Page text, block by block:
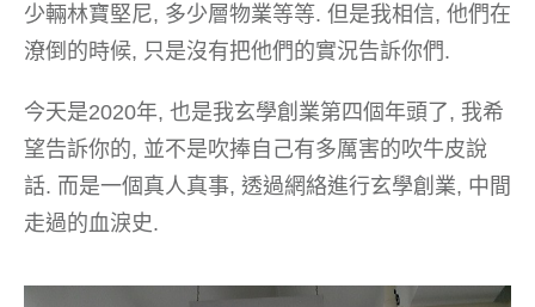
少輛林寶堅尼, 多少層物業等等. 但是我相信, 他們在
潦倒的時候, 只是沒有把他們的實況告訴你們.
今天是2020年, 也是我玄學創業第四個年頭了, 我希
望告訴你的, 並不是吹捧自己有多厲害的吹牛皮說
話. 而是一個真人真事, 透過網絡進行玄學創業, 中間
走過的血淚史.